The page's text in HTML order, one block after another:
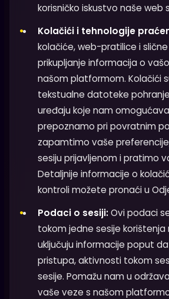
korisničko iskustvo naše web
Kolačići i tehnologije
kolačiće, web-pratilice i
prikupljanje informacija o
našom platformom. Kolačići
tekstualne datoteke
uređaju koje nam
prepoznamo pri povratnim
zapamtimo vaše
sesiju prijavljenom i pratimo
Detaljnije informacije o
kontroli možete pronaći u
Podaci o sesiji:Ovi podaci
tokom jedne sesije korištenja
uključuju informacije poput
pristupa, aktivnosti tokom
sesije. Pomažu nam u
vaše veze s našom